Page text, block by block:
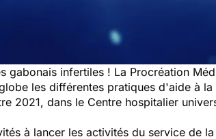
gabonais infertiles ! La Procréation
les différentes pratiques d'aide à
2021, dans le Centre hospitalier
à lancer les activités du service de